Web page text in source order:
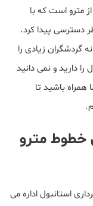
مترو است که با
دسترسی پیدا کرد.
گردشگران زیادی را
دارید و نمی دانید
همراه باشید تا
خطوط مترو
استانبول اداره می